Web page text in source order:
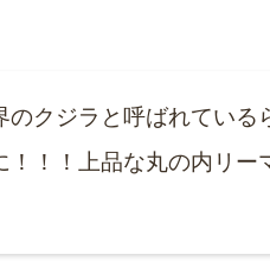
クジラと呼ばれている
！！上品な丸の内リ